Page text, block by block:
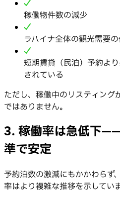
稼働物件数の減少
ラハイナ全体の観光需要
短期賃貸（民泊）予約よ
されている
ただし、稼働中のリスティング
ではありません。
3. 稼働率は急低下
準で安定
予約泊数の激減にもかかわらず
率はより複雑な推移を示していま